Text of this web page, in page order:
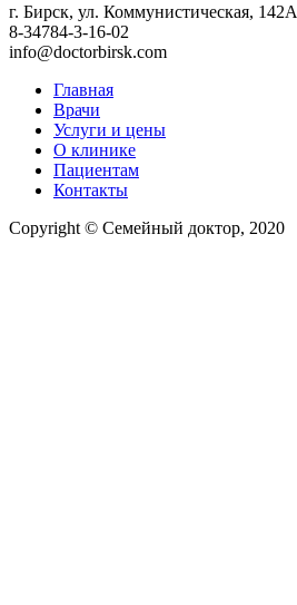
г. Бирск, ул. Коммунистическая, 142А
8-34784-3-16-02
info@doctorbirsk.com
Главная
Врачи
Услуги и цены
О клинике
Пациентам
Контакты
Copyright © Семейный доктор, 2020